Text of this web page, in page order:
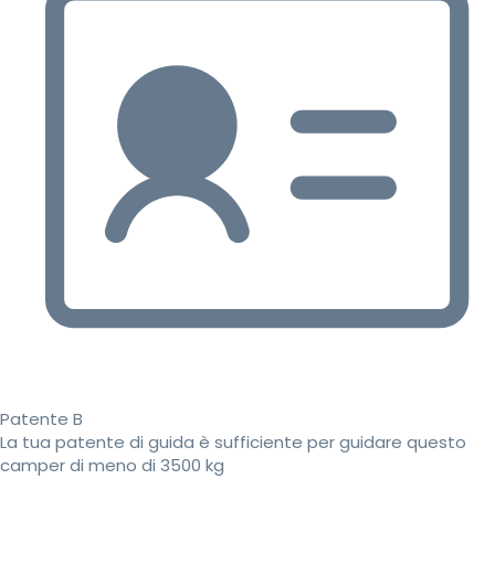
Patente B
La tua patente di guida è sufficiente per guidare questo
camper di meno di 3500 kg